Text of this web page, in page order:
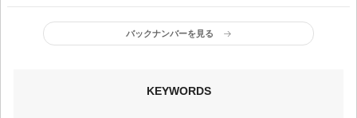
ての役割を果たしたい」
秀救援投手を獲得した牛
島和彦【逆転プロ野球人
生】
バックナンバーを見る
KEYWORDS